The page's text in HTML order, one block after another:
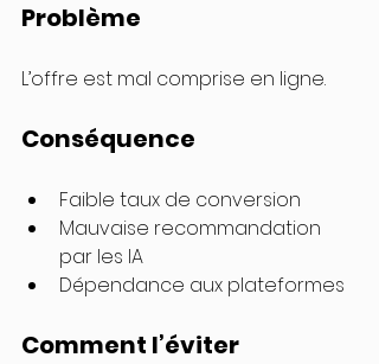
Problème
L’offre est mal comprise en ligne.
Conséquence
Faible taux de conversion
Mauvaise recommandation
par les IA
Dépendance aux plateformes
Comment l’éviter